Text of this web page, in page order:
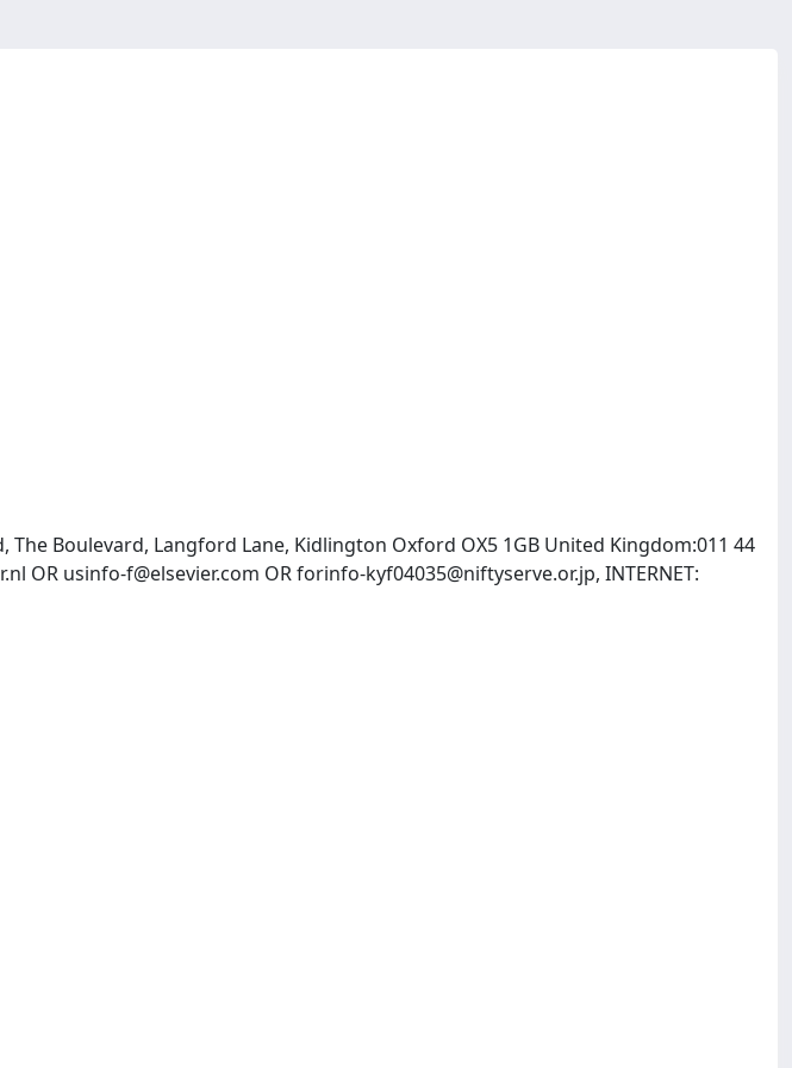
The Boulevard, Langford Lane, Kidlington Oxford OX5 1GB United Kingdom:011 44
OR usinfo-f@elsevier.com ORforinfo-kyf04035@niftyserve.or.jp, INTERNET: